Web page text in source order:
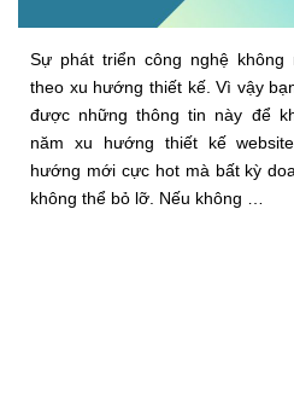
Sự phát triển công nghệ không
theo xu hướng thiết kế. Vì vậy
được những thông tin này để
năm xu hướng thiết kế
hướng mới cực hot mà bất kỳ
không thể bỏ lỡ. Nếu không …